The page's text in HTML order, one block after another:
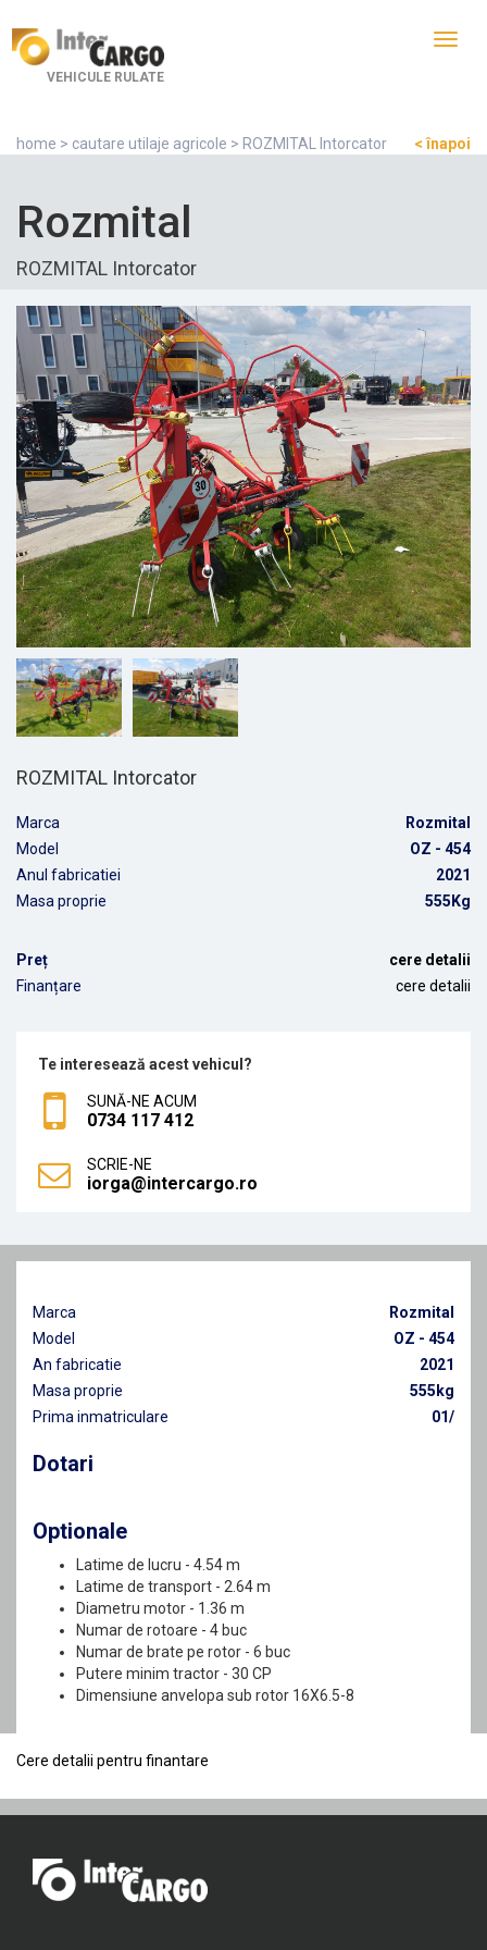
VEHICULE RULATE
home > cautare utilaje agricole > ROZMITAL Intorcator < înapoi
Rozmital
ROZMITAL Intorcator
ROZMITAL Intorcator
Marca
Rozmital
Model
OZ - 454
Anul fabricatiei
2021
Masa proprie
555Kg
Preț
cere detalii
Finanțare
cere detalii
Te interesează acest vehicul?
SUNĂ-NE ACUM
0734 117 412
SCRIE-NE
iorga@intercargo.ro
Marca
Rozmital
Model
OZ - 454
An fabricatie
2021
Masa proprie
555kg
Prima inmatriculare
01/
Dotari
Optionale
Latime de lucru - 4.54 m
Latime de transport - 2.64 m
Diametru motor - 1.36 m
Numar de rotoare - 4 buc
Numar de brate pe rotor - 6 buc
Putere minim tractor - 30 CP
Dimensiune anvelopa sub rotor 16X6.5-8
Cere detalii pentru finantare